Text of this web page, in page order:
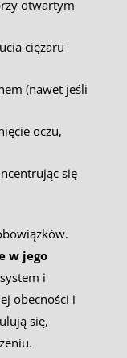
otwartym
ciężaru
(nawet jeśli
oczu,
się
w jego
i
obecności i
się,